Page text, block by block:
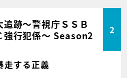
追跡～警視庁ＳＳＢ
強行犯係～ Season2
2
する正義